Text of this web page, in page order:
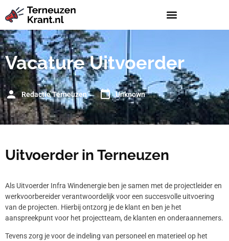
Vacature Uitvoerder
Redactie Terneuzen Unknown
Uitvoerder in Terneuzen
Als Uitvoerder Infra Windenergie ben je samen met de projectleider en
werkvoorbereider verantwoordelijk voor een succesvolle uitvoering
van de projecten. Hierbij ontzorg je de klant en ben je het
aanspreekpunt voor het projectteam, de klanten en onderaannemers.
Tevens zorg je voor de indeling van personeel en materieel op het